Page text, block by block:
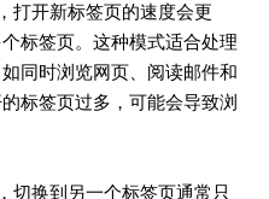
打开新标签页的速度会更
标签页。这种模式适合处理
同时浏览网页、阅读邮件和
标签页过多，可能会导致浏
切换到另一个标签页通常只